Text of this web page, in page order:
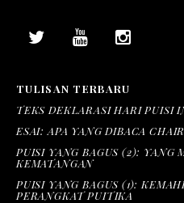
TULISAN TERBARU
TEKS DEKLARASI HARI PUISI
ESAI: APA YANG DIBACA
PUISI YANG BAGUS (2): YANG
KEMATANGAN
PUISI YANG BAGUS (1):
PERANGKAT PUITIKA